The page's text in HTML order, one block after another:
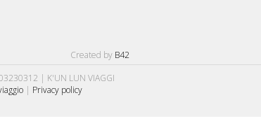
Created by B42
| K'UN LUN VIAGGI
| Privacy policy